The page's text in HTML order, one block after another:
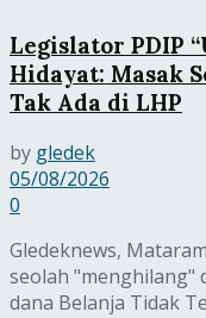
Legislator PDIP
Hidayat: Masak
Tak Ada di LHP
by gledek
05/08/2026
0
Gledeknews,
seolah "menghilang"
dana Belanja Tidak